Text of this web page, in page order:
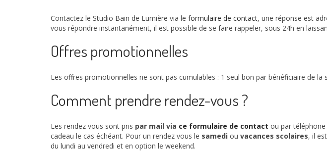
Contactez le Studio Bain de Lumière via le formulaire de contact, une réponse est
vous répondre instantanément, il est possible de se faire rappeler, sous 24h en
Offres promotionnelles
Les offres promotionnelles ne sont pas cumulables : 1 seul bon par bénéficiaire de la
Comment prendre rendez-vous ?
Les rendez vous sont pris par mail via ce formulaire de contact ou par
cadeau le cas échéant. Pour un rendez vous le samedi ou vacances scolaires, il
du lundi au vendredi et en option le weekend.